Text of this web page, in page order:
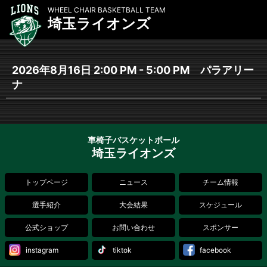
WHEEL CHAIR BASKETBALL TEAM
埼玉ライオンズ
2026年8月16日 2:00 PM - 5:00 PM パラアリー
ナ
車椅子バスケットボール
埼玉ライオンズ
トップページ ニュース チーム情報
選手紹介 大会結果 スケジュール
公式ショップ お問い合わせ スポンサー
instagram tiktok facebook